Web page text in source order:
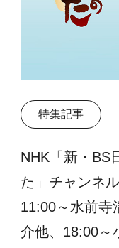
特集記事
NHK「新・BS
た」チャンネ
11:00～水前寺
介他、18:00～